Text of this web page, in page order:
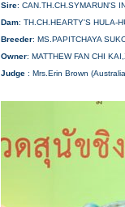
Sire: CAN.TH.CH.SYMARUN'S
Dam: TH.CH.HEARTY'S HULA-
Breeder: MS.PAPITCHAYA
Owner: MATTHEW FAN CHI
Judge : Mrs.Erin Brown